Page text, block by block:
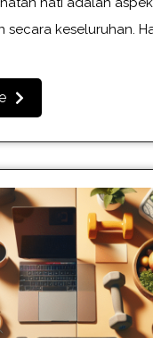
secara keseluruhan.